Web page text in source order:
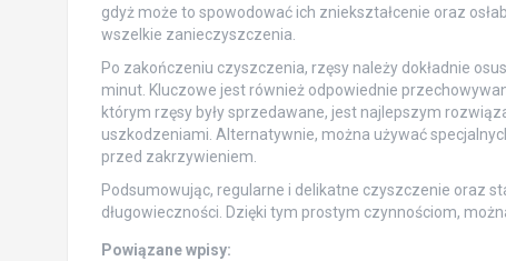
gdyż może to spowodować ich zniekształcenie oraz
wszelkie zanieczyszczenia.
Po zakończeniu czyszczenia, rzęsy należy dokładnie
minut. Kluczowe jest również odpowiednie
którym rzęsy były sprzedawane, jest najlepszym
uszkodzeniami. Alternatywnie, można używać
przed zakrzywieniem.
Podsumowując, regularne i delikatne czyszczenie oraz
długowieczności. Dzięki tym prostym czynnościom,
Powiązane wpisy: